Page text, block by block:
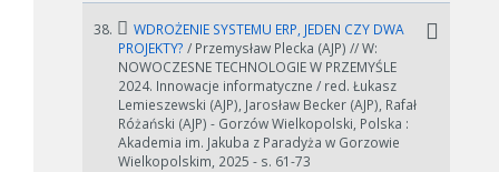
38.
WDROŻENIE SYSTEMU ERP, JEDEN CZY DWA
PROJEKTY? / Przemysław Plecka (AJP) // W:
NOWOCZESNE TECHNOLOGIE W PRZEMYŚLE
2024. Innowacje informatyczne / red. Łukasz
Lemieszewski (AJP), Jarosław Becker (AJP), Rafał
Różański (AJP) - Gorzów Wielkopolski, Polska :
Akademia im. Jakuba z Paradyża w Gorzowie
Wielkopolskim, 2025 - s. 61-73